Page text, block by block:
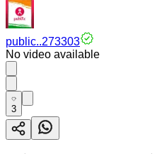
public..273303
No video available
3